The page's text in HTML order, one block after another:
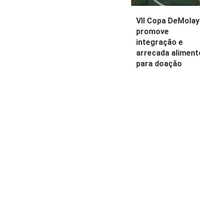
VII Copa DeMolay
promove
integração e
arrecada
para doação